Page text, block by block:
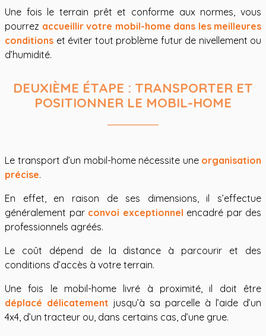
Une fois le terrain prêt et conforme aux normes, vous
pourrez accueillir votre mobil-home dans les meilleures
conditions et éviter tout problème futur de nivellement ou
d’humidité.
DEUXIÈME ÉTAPE : TRANSPORTER ET
POSITIONNER LE MOBIL-HOME
Le transport d’un mobil-home nécessite une organisation
précise.
En effet, en raison de ses dimensions, il s’effectue
généralement par convoi exceptionnel encadré par des
professionnels agréés.
Le coût dépend de la distance à parcourir et des
conditions d’accès à votre terrain.
Une fois le mobil-home livré à proximité, il doit être
déplacé délicatement jusqu’à sa parcelle à l’aide d’un
4x4, d’un tracteur ou, dans certains cas, d’une grue.